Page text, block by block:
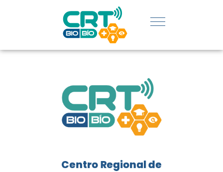
REGIÓN:
CONOCE
LOGROS
DE CRT
BIOBÍO
Centro Regional de